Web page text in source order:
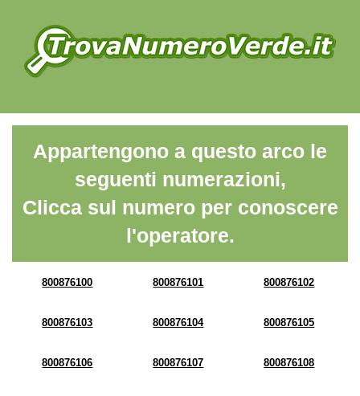
Appartengono a questo arco le
seguenti numerazioni,
Clicca sul numero per conoscere
l'operatore.
800876100 800876101 800876102
800876103 800876104 800876105
800876106 800876107 800876108